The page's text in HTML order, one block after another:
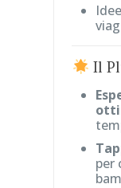
Il
per